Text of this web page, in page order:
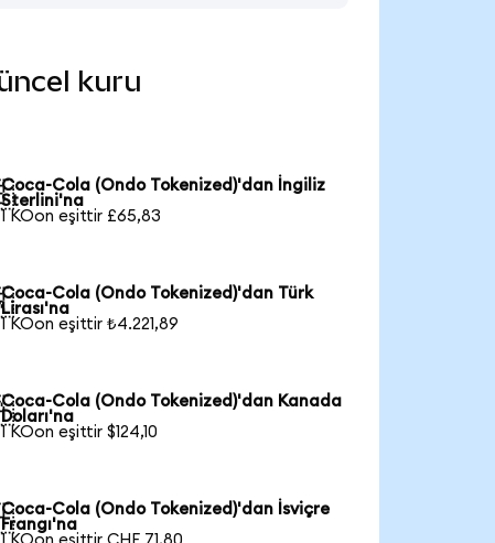
kuru
Coca-Cola (Ondo Tokenized)'dan İngiliz
Sterlini'na
1 KOon eşittir £65,83
Coca-Cola (Ondo Tokenized)'dan Türk
Lirası'na
1 KOon eşittir ₺4.221,89
Coca-Cola (Ondo Tokenized)'dan Kanada
Doları'na
1 KOon eşittir $124,10
Coca-Cola (Ondo Tokenized)'dan İsviçre
Frangı'na